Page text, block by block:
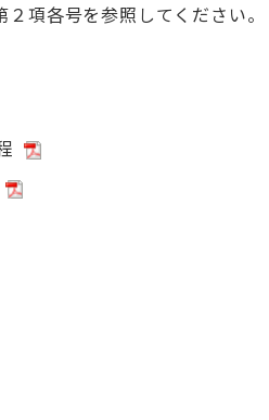
項各号を参照してください。